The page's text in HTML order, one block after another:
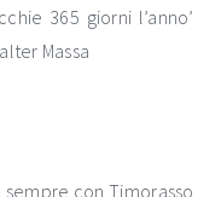
365 giorni l’anno’
Massa
sempre con Timorasso